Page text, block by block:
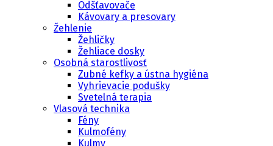
Odšťavovače
Kávovary a presovary
Žehlenie
Žehličky
Žehliace dosky
Osobná starostlivosť
Zubné kefky a ústna hygiéna
Vyhrievacie podušky
Svetelná terapia
Vlasová technika
Fény
Kulmofény
Kulmy